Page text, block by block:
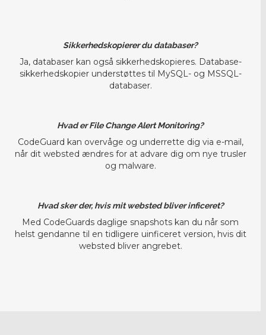
Sikkerhedskopierer du databaser?
Ja, databaser kan også sikkerhedskopieres. Database-
sikkerhedskopier understøttes til MySQL- og MSSQL-
databaser.
Hvad er File Change Alert Monitoring?
CodeGuard kan overvåge og underrette dig via e-mail,
når dit websted ændres for at advare dig om nye trusler
og malware.
Hvad sker der, hvis mit websted bliver inficeret?
Med CodeGuards daglige snapshots kan du når som
helst gendanne til en tidligere uinficeret version, hvis dit
websted bliver angrebet.